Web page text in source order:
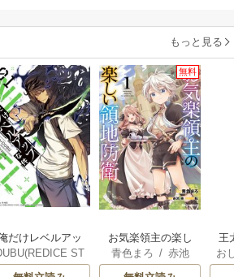
もっと見る
だけレベルアッ
プな件
ST
/ Chugong
無料
お気楽領主の楽し
い領地防衛
青色まろ / 赤池
宗/転
王
こ
お